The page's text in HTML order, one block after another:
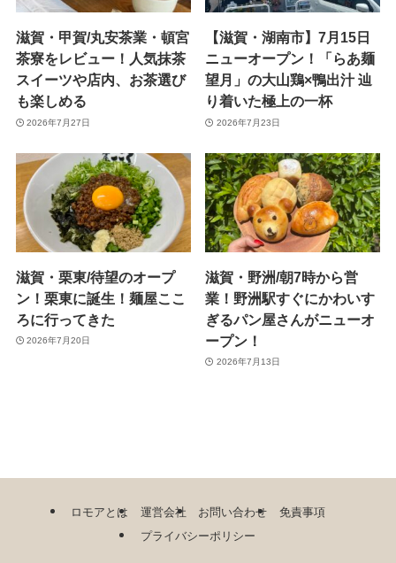
滋賀・甲賀/丸安茶業・頓宮
茶寮をレビュー！人気抹茶
スイーツや店内、お茶選び
も楽しめる
2026年7月27日
【滋賀・湖南市】7月15日
ニューオープン！「らあ麺
望月」の大山鶏×鴨出汁 辿
り着いた極上の一杯
2026年7月23日
滋賀・栗東/待望のオープ
ン！栗東に誕生！麺屋ここ
ろに行ってきた
2026年7月20日
滋賀・野洲/朝7時から営
業！野洲駅すぐにかわいす
ぎるパン屋さんがニューオ
ープン！
2026年7月13日
ロモアとは 運営会社 お問い合わせ
免責事項
プライバシーポリシー